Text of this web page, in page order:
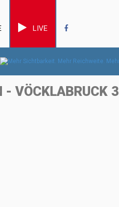
LIVE
- VÖCKLABRUCK 3